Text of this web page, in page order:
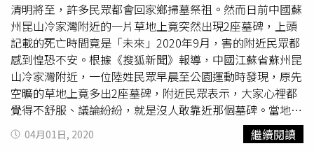
清明將至，許多民眾都會回家鄉掃墓祭祖。然而日前中國蘇
州昆山冷家灣附近的一片草地上竟突然出現2座墓碑，上頭
記載的死亡時間竟是「未來」2020年9月，害的附近民眾都
感到惶恐不安。根據《搜狐新聞》報導，中國江蘇省蘇州昆
山冷家灣附近，一位陸姓民眾早晨至公園運動時發現，原先
空曠的草地上竟多出2座墓碑，附近民眾表示，大家心裡都
覺得不舒服、議論紛紛，就是沒人敢靠近那個墓碑。當地相
關規定指出，民眾不可隨意設立墓碑，附近居民於是通報警
察處理，經過警方調查發現，墓碑上死亡時間竟是未來的
04月01日, 2020 繼續閱讀